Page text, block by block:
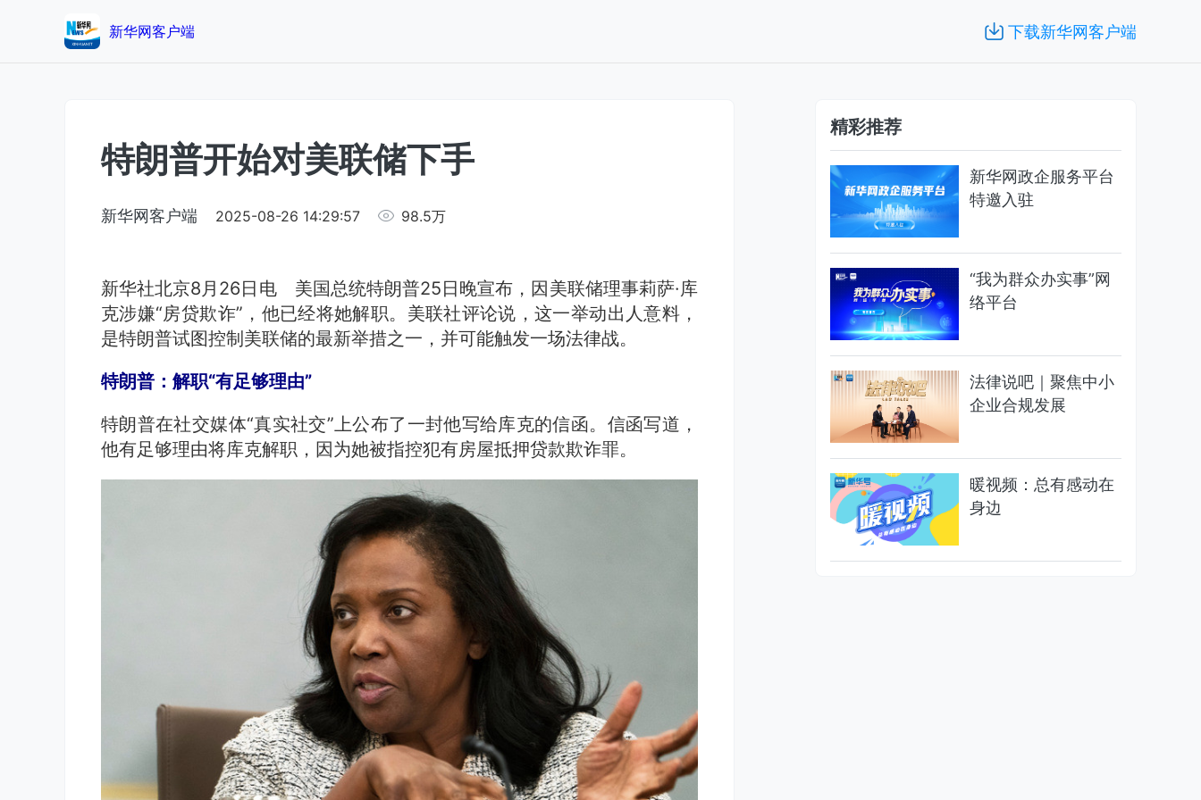
新华网客户端 下载新华网客户端
特朗普开始对美联储下手
新华网客户端 2025-08-26 14:29:57 98.5万
新华社北京8月26日电 美国总统特朗普25日晚宣布，因美联储理事莉萨·库
克涉嫌“房贷欺诈”，他已经将她解职。美联社评论说，这一举动出人意料，
是特朗普试图控制美联储的最新举措之一，并可能触发一场法律战。
特朗普：解职“有足够理由”
特朗普在社交媒体“真实社交”上公布了一封他写给库克的信函。信函写道，
他有足够理由将库克解职，因为她被指控犯有房屋抵押贷款欺诈罪。
精彩推荐
新华网政企服务平台
特邀入驻
“我为群众办实事”网
络平台
法律说吧｜聚焦中小
企业合规发展
暖视频：总有感动在
身边